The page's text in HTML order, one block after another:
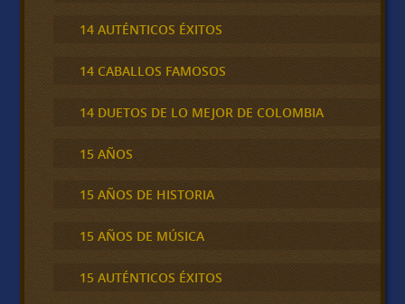
14 AUTÉNTICOS ÉXITOS
14 CABALLOS FAMOSOS
14 DUETOS DE LO MEJOR DE COLOMBIA
15 AÑOS
15 AÑOS DE HISTORIA
15 AÑOS DE MÚSICA
15 AUTÉNTICOS ÉXITOS